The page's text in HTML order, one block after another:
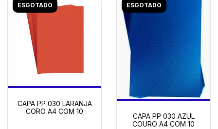
ESGOTADO
CAPA PP 030 LARANJA
CORO A4 COM 10
ESGOTADO
CAPA PP 030 AZUL
COURO A4 COM 10